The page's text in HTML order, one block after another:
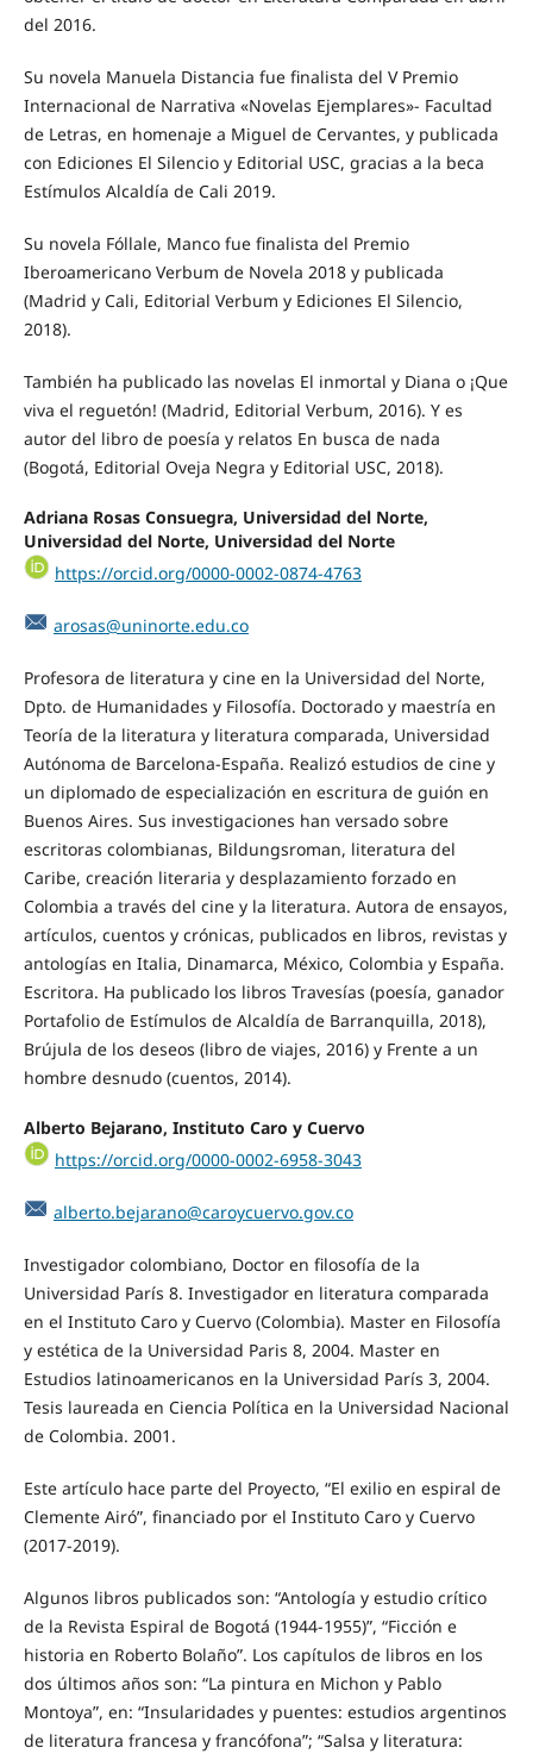
del 2016.
Su novela Manuela Distancia fue finalista del V Premio
Internacional de Narrativa «Novelas Ejemplares»- Facultad
de Letras, en homenaje a Miguel de Cervantes, y publicada
con Ediciones El Silencio y Editorial USC, gracias a la beca
Estímulos Alcaldía de Cali 2019.
Su novela Fóllale, Manco fue finalista del Premio
Iberoamericano Verbum de Novela 2018 y publicada
(Madrid y Cali, Editorial Verbum y Ediciones El Silencio,
2018).
También ha publicado las novelas El inmortal y Diana o ¡Que
viva el reguetón! (Madrid, Editorial Verbum, 2016). Y es
autor del libro de poesía y relatos En busca de nada
(Bogotá, Editorial Oveja Negra y Editorial USC, 2018).
Adriana Rosas Consuegra, Universidad del Norte,
Universidad del Norte, Universidad del Norte
https://orcid.org/0000-0002-0874-4763
arosas@uninorte.edu.co
Profesora de literatura y cine en la Universidad del Norte,
Dpto. de Humanidades y Filosofía. Doctorado y maestría en
Teoría de la literatura y literatura comparada, Universidad
Autónoma de Barcelona-España. Realizó estudios de cine y
un diplomado de especialización en escritura de guión en
Buenos Aires. Sus investigaciones han versado sobre
escritoras colombianas, Bildungsroman, literatura del
Caribe, creación literaria y desplazamiento forzado en
Colombia a través del cine y la literatura. Autora de ensayos,
artículos, cuentos y crónicas, publicados en libros, revistas y
antologías en Italia, Dinamarca, México, Colombia y España.
Escritora. Ha publicado los libros Travesías (poesía, ganador
Portafolio de Estímulos de Alcaldía de Barranquilla, 2018),
Brújula de los deseos (libro de viajes, 2016) y Frente a un
hombre desnudo (cuentos, 2014).
Alberto Bejarano, Instituto Caro y Cuervo
https://orcid.org/0000-0002-6958-3043
alberto.bejarano@caroycuervo.gov.co
Investigador colombiano, Doctor en filosofía de la
Universidad París 8. Investigador en literatura comparada
en el Instituto Caro y Cuervo (Colombia). Master en Filosofía
y estética de la Universidad Paris 8, 2004. Master en
Estudios latinoamericanos en la Universidad París 3, 2004.
Tesis laureada en Ciencia Política en la Universidad Nacional
de Colombia. 2001.
Este artículo hace parte del Proyecto, “El exilio en espiral de
Clemente Airó”, financiado por el Instituto Caro y Cuervo
(2017-2019).
Algunos libros publicados son: “Antología y estudio crítico
de la Revista Espiral de Bogotá (1944-1955)”, “Ficción e
historia en Roberto Bolaño”. Los capítulos de libros en los
dos últimos años son: “La pintura en Michon y Pablo
Montoya”, en: “Insularidades y puentes: estudios argentinos
de literatura francesa y francófona”; “Salsa y literatura: